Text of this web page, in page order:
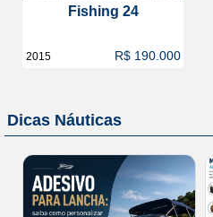
Fishing 24
2015 R$ 190.000
Dicas Náuticas